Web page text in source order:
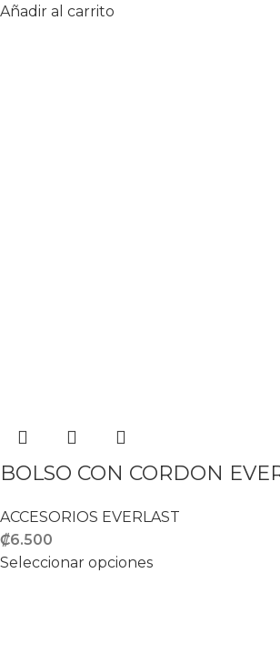
Añadir al carrito
BOLSO CON CORDON
ACCESORIOS EVERLAST
₡6.500
Seleccionar opciones